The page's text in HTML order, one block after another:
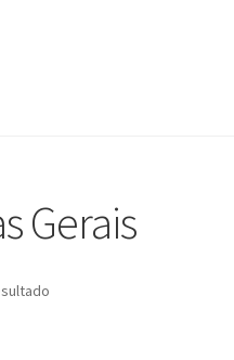
Gerais